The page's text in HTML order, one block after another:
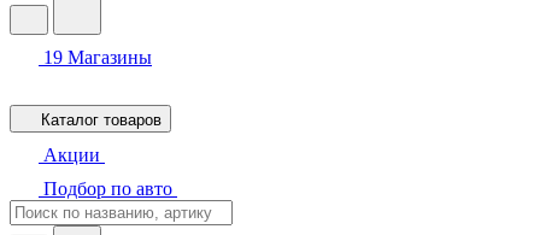
19 Магазины
Каталог товаров
Акции
Подбор по авто